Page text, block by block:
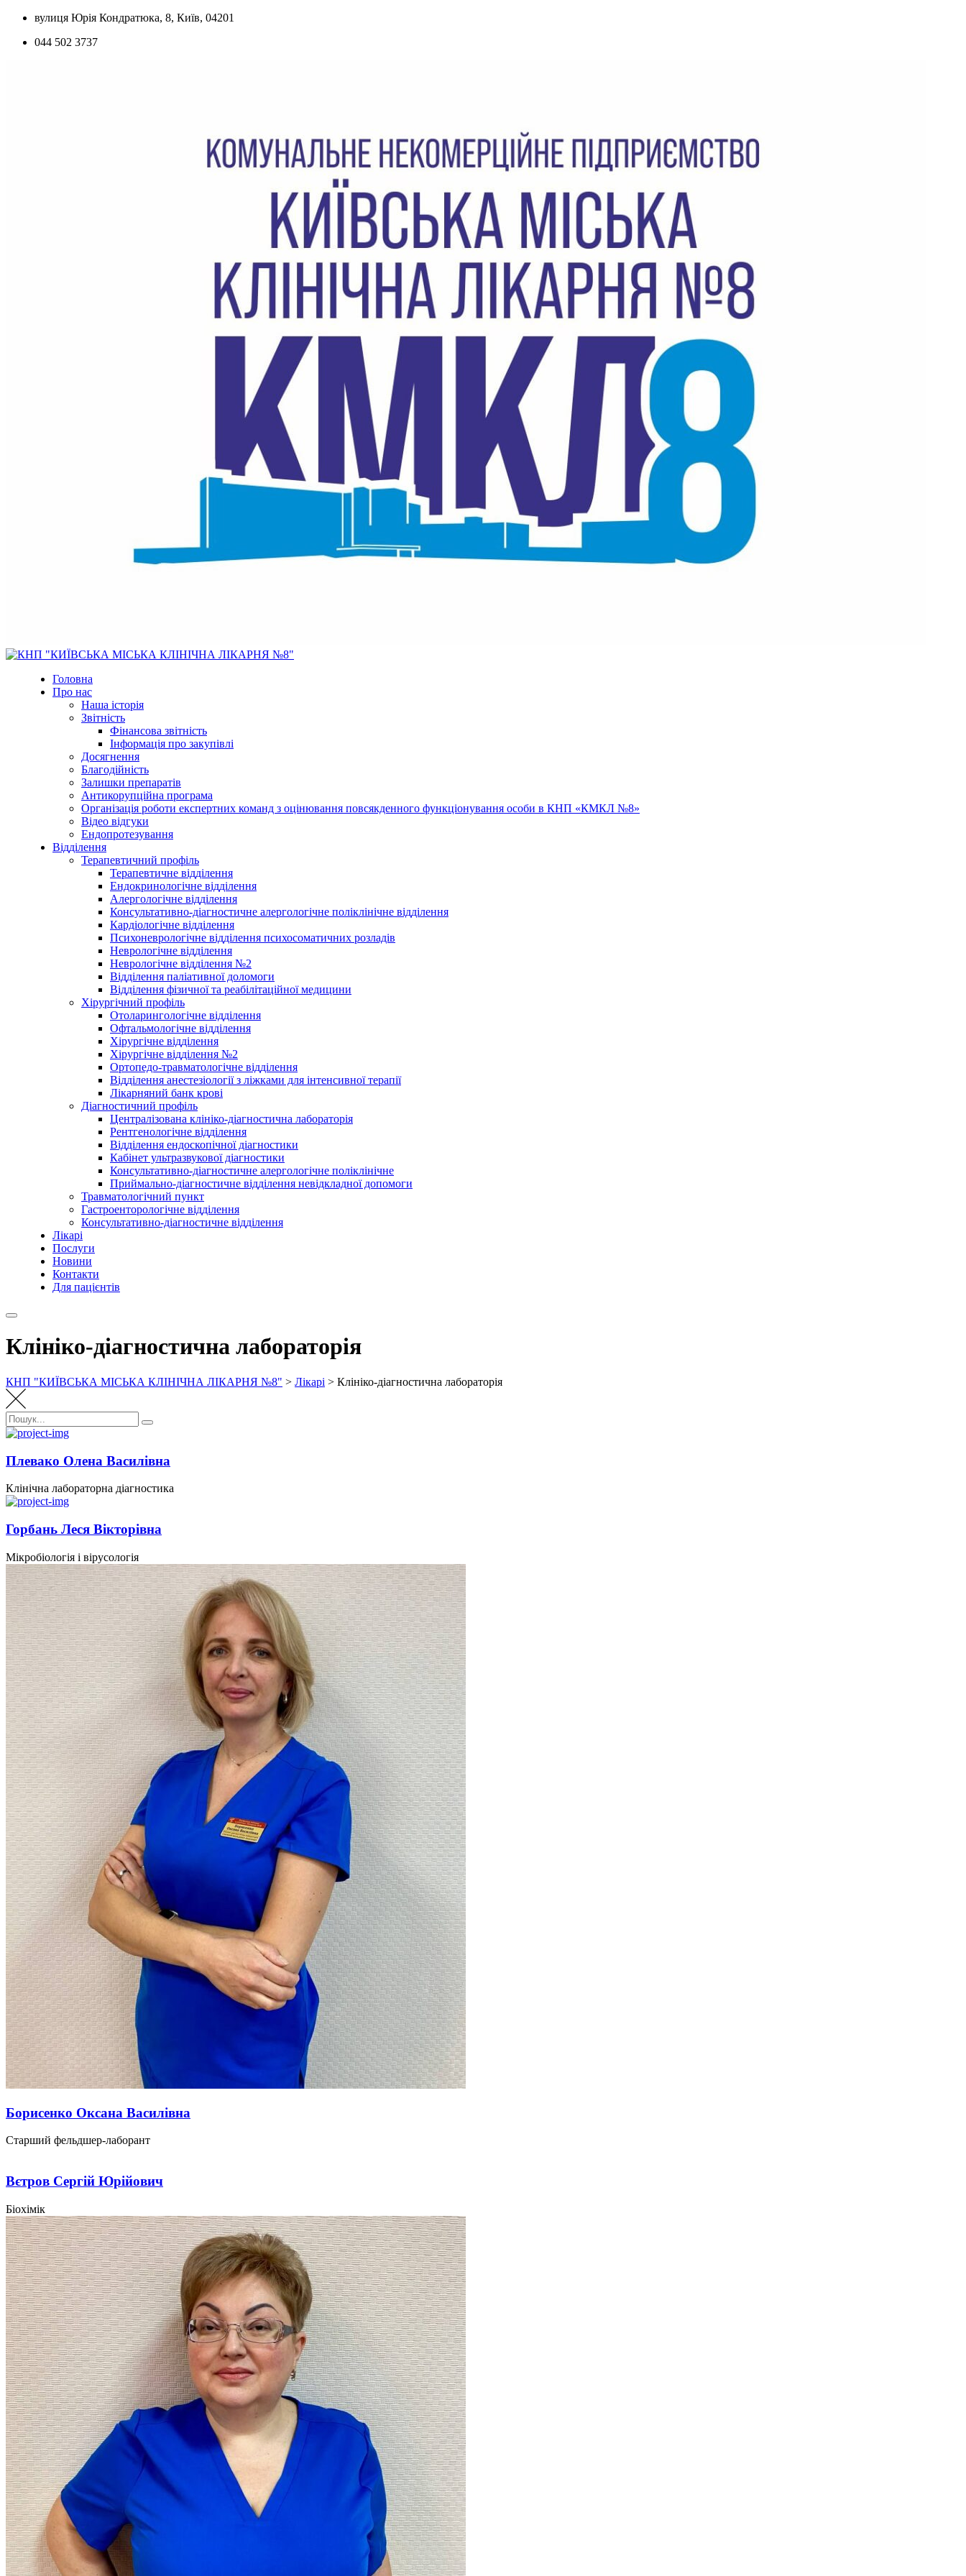
Skip
content
вулиця Юрія Кондратюка, 8, Київ, 04201
044 502 3737
Головна
Про нас
Наша історія
Звітність
Фінансова звітність
Інформація про закупівлі
Досягнення
Благодійність
Залишки препаратів
Антикорупційна програма
Організація роботи експертних команд з оцінювання повсякденного функціонування особи в КНП «КМКЛ №8»
Відео відгуки
Ендопротезування
Відділення
Терапевтичний профіль
Терапевтичне відділення
Ендокринологічне відділення
Алергологічне відділення
Консультативно-діагностичне алергологічне поліклінічне відділення
Кардіологічне відділення
Психоневрологічне відділення психосоматичних розладів
Неврологічне відділення
Неврологічне відділення №2
Відділення паліативної доломоги
Відділення фізичної та реабілітаційної медицини
Хірургічний профіль
Отоларингологічне відділення
Офтальмологічне відділення
Хірургічне відділення
Хірургічне відділення №2
Ортопедо-травматологічне відділення
Відділення анестезіології з ліжками для інтенсивної терапії
Лікарняний банк крові
Діагностичний профіль
Централізована клініко-діагностична лабораторія
Рентгенологічне відділення
Відділення ендоскопічної діагностики
Кабінет ультразвукової діагностики
Консультативно-діагностичне алергологічне поліклінічне
Приймально-діагностичне відділення невідкладної допомоги
Травматологічний пункт
Гастроенторологічне відділення
Консультативно-діагностичне відділення
Лікарі
Послуги
Новини
Контакти
Для пацієнтів
Клініко-діагностична лабораторія
КНП "КИЇВСЬКА МІСЬКА КЛІНІЧНА ЛІКАРНЯ №8" > Лікарі > Клініко-діагностична лабораторія
Пошук:
Пошук
Плевако Олена Василівна
Клінічна лабораторна діагностика
Горбань Леся Вікторівна
Мікробіологія і вірусологія
Борисенко Оксана Василівна
Старший фельдшер-лаборант
Вєтров Сергій Юрійович
Біохімік